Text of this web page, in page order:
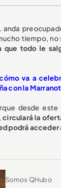
tiempo,
que todo le
cómo va a
con la
desde este
circulará la
podrá acceder
Somos QHubo